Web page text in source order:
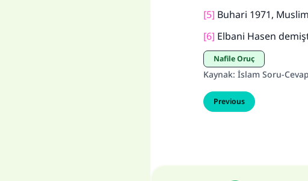
[5] Buhari 1971,
[6] Elbani Hasen
Nafile Oruç
Kaynak: İslam Soru-
Previous